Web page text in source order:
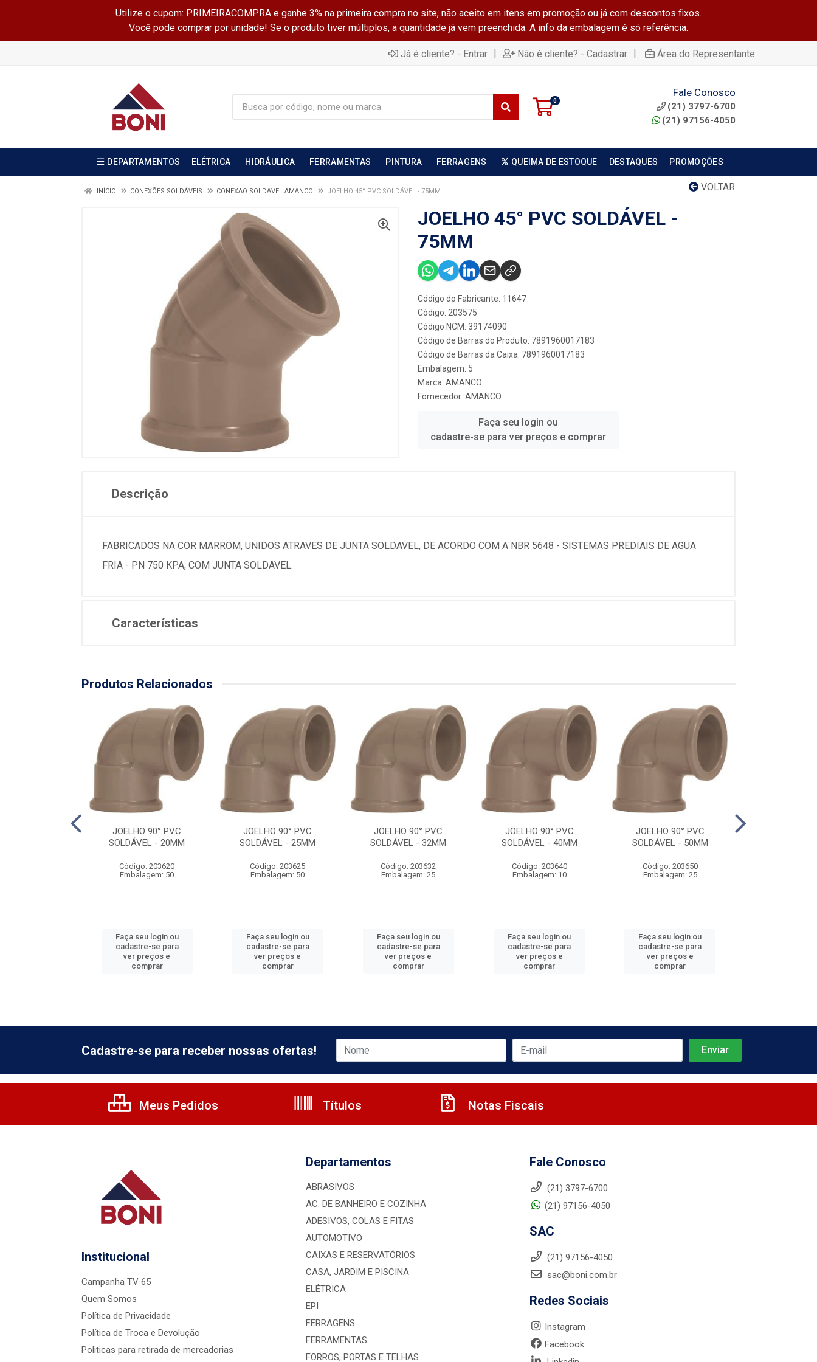
Utilize o cupom: PRIMEIRACOMPRA e ganhe 3% na primeira compra no site, não aceito em itens em promoção ou já com descontos fixos.
Você pode comprar por unidade! Se o produto tiver múltiplos, a quantidade já vem preenchida. A info da embalagem é só referência.
Já é cliente? - Entrar | Não é cliente? - Cadastrar | Área do Representante
0
Fale Conosco
(21) 3797-6700
(21) 97156-4050
DEPARTAMENTOS ELÉTRICA HIDRÁULICA FERRAMENTAS PINTURA FERRAGENS QUEIMA DE ESTOQUE DESTAQUES PROMOÇÕES
VOLTAR
INÍCIO CONEXÕES SOLDÁVEIS CONEXAO SOLDAVEL AMANCO JOELHO 45° PVC SOLDÁVEL - 75MM
JOELHO 45° PVC SOLDÁVEL -
75MM
Código do Fabricante: 11647
Código: 203575
Código NCM: 39174090
Código de Barras do Produto: 7891960017183
Código de Barras da Caixa: 7891960017183
Embalagem: 5
Marca: AMANCO
Fornecedor: AMANCO
Faça seu login ou
cadastre-se para ver preços e comprar
Descrição
FABRICADOS NA COR MARROM, UNIDOS ATRAVES DE JUNTA SOLDAVEL, DE ACORDO COM A NBR 5648 - SISTEMAS PREDIAIS DE AGUA
FRIA - PN 750 KPA, COM JUNTA SOLDAVEL.
Características
Produtos Relacionados
JOELHO 90° PVC
SOLDÁVEL - 20MM
Código: 203620
Embalagem: 50
Faça seu login ou
cadastre-se para
ver preços e
comprar
JOELHO 90° PVC
SOLDÁVEL - 25MM
Código: 203625
Embalagem: 50
Faça seu login ou
cadastre-se para
ver preços e
comprar
JOELHO 90° PVC
SOLDÁVEL - 32MM
Código: 203632
Embalagem: 25
Faça seu login ou
cadastre-se para
ver preços e
comprar
JOELHO 90° PVC
SOLDÁVEL - 40MM
Código: 203640
Embalagem: 10
Faça seu login ou
cadastre-se para
ver preços e
comprar
JOELHO 90° PVC
SOLDÁVEL - 50MM
Código: 203650
Embalagem: 25
Faça seu login ou
cadastre-se para
ver preços e
comprar
Cadastre-se para receber nossas ofertas!
Meus Pedidos Títulos Notas Fiscais
Institucional
Campanha TV 65
Quem Somos
Política de Privacidade
Política de Troca e Devolução
Politicas para retirada de mercadorias
Departamentos
ABRASIVOS
AC. DE BANHEIRO E COZINHA
ADESIVOS, COLAS E FITAS
AUTOMOTIVO
CAIXAS E RESERVATÓRIOS
CASA, JARDIM E PISCINA
ELÉTRICA
EPI
FERRAGENS
FERRAMENTAS
FORROS, PORTAS E TELHAS
Fale Conosco
(21) 3797-6700
(21) 97156-4050
SAC
(21) 97156-4050
sac@boni.com.br
Redes Sociais
Instagram
Facebook